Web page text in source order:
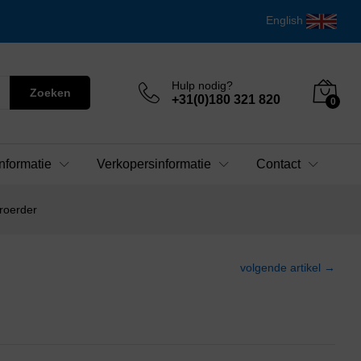
English
Zoeken
Hulp nodig?
+31(0)180 321 820 0
Verkopersinformatie Contact
volgende artikel →